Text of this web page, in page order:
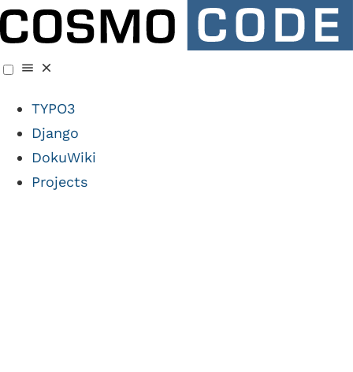
TYPO3
Django
DokuWiki
Projects